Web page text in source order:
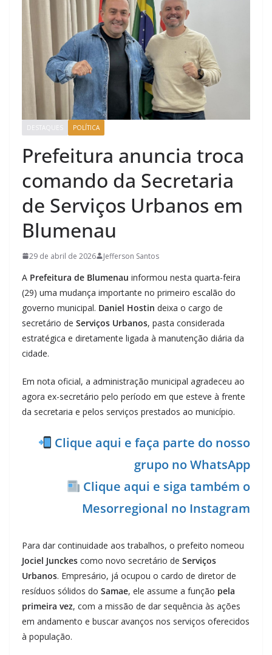
DESTAQUES POLÍTICA
Prefeitura anuncia troca
comando da Secretaria
de Serviços Urbanos em
Blumenau
29 de abril de 2026 Jefferson Santos
A Prefeitura de Blumenau informou nesta quarta-feira
(29) uma mudança importante no primeiro escalão do
governo municipal. Daniel Hostin deixa o cargo de
secretário de Serviços Urbanos, pasta considerada
estratégica e diretamente ligada à manutenção diária da
cidade.
Em nota oficial, a administração municipal agradeceu ao
agora ex-secretário pelo período em que esteve à frente
da secretaria e pelos serviços prestados ao município.
Clique aqui e faça parte do nosso
grupo no WhatsApp
Clique aqui e siga também o
Mesorregional no Instagram
Para dar continuidade aos trabalhos, o prefeito nomeou
Jociel Junckes como novo secretário de Serviços
Urbanos. Empresário, já ocupou o cardo de diretor de
resíduos sólidos do Samae, ele assume a função pela
primeira vez, com a missão de dar sequência às ações
em andamento e buscar avanços nos serviços oferecidos
à população.